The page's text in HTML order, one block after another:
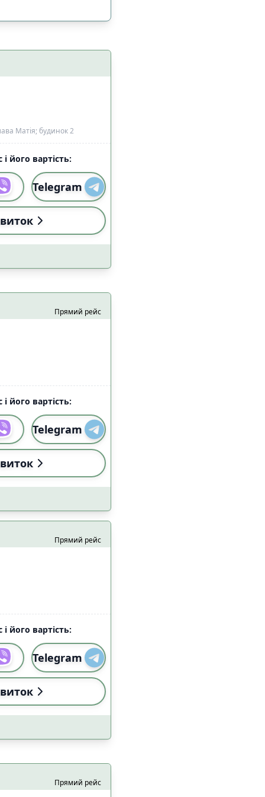
(18:00-22:59) 2
(18:00-22:59) 0
0
0
3
Застосувати
Матія; будинок 2
його вартість:
Telegram
Прямий рейс
його вартість:
Telegram
Прямий рейс
його вартість:
Telegram
Прямий рейс